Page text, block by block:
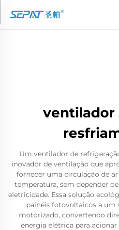
ventilador
Um ventilador de
inovador de ventilação que
fornecer uma circulação de
temperatura, sem depender
eletricidade. Essa solução
painéis fotovoltaicos a um
motorizado, convertendo
energia elétrica para